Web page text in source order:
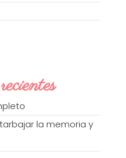
la memoria y